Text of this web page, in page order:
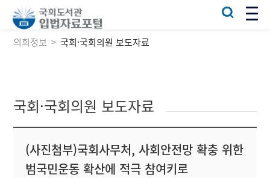
의회정보 국회·국회의원 보도자료
국회·국회의원 보도자료
(사진첨부)국회사무처, 사회안전망 확충 위한
범국민운동 확산에 적극 참여키로